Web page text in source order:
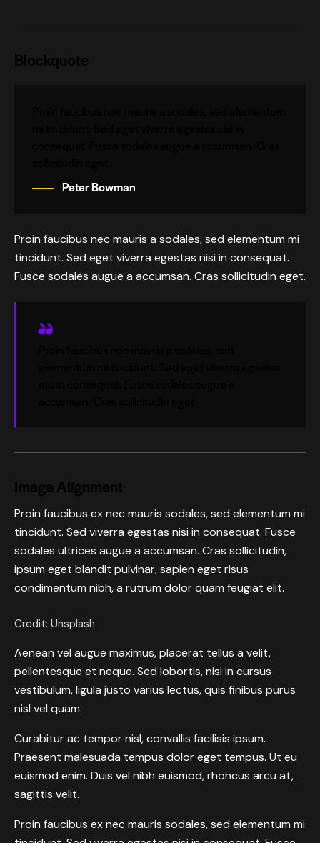
Blockquote
Peter Bowman
Proin faucibus nec mauris a sodales, sed elementum mi
tincidunt. Sed eget viverra egestas nisi in consequat.
Fusce sodales augue a accumsan. Cras sollicitudin eget.
Image Alignment
Proin faucibus ex nec mauris sodales, sed elementum mi
tincidunt. Sed viverra egestas nisi in consequat. Fusce
sodales ultrices augue a accumsan. Cras sollicitudin,
ipsum eget blandit pulvinar, sapien eget risus
condimentum nibh, a rutrum dolor quam feugiat elit.
Credit: Unsplash
Aenean vel augue maximus, placerat tellus a velit,
pellentesque et neque. Sed lobortis, nisi in cursus
vestibulum, ligula justo varius lectus, quis finibus purus
nisl vel quam.
Curabitur ac tempor nisl, convallis facilisis ipsum.
Praesent malesuada tempus dolor eget tempus. Ut eu
euismod enim. Duis vel nibh euismod, rhoncus arcu at,
sagittis velit.
Proin faucibus ex nec mauris sodales, sed elementum mi